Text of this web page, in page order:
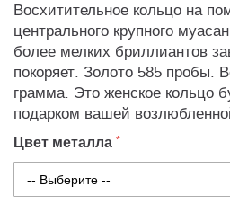
Восхитительное кольцо на
центрального крупного
более мелких бриллиантов
покоряет. Золото 585 пробы.
грамма. Это женское кольцо
подарком вашей
Цвет металла